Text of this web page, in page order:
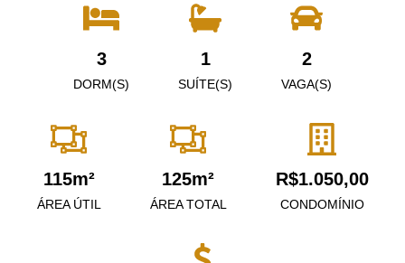
3
DORM(S)
1
SUÍTE(S)
2
VAGA(S)
115m²
ÁREA ÚTIL
125m²
ÁREA TOTAL
R$1.050,00
CONDOMÍNIO